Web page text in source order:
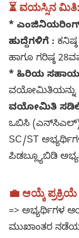
⏳ ವಯಸ್ಸಿನ ಮಿತಿ:
* ಎಂಜಿನಿಯರಿಂಗ್
ಹುದ್ದೆಗಳಿಗೆ :
ಹಾಗೂ ಗರಿಷ್ಠ
* ಹಿರಿಯ
ವಯೋಮಿತಿಯನ್ನು
ವಯೋಮಿತಿ
ಒಬಿಸಿ (ಎನ್‌ಸಿಎಲ್)
SC/ST
ಪಿಡಬ್ಲ್ಯೂಬಿಡಿ
💼 ಆಯ್ಕೆ ಪ್ರಕ್ರಿಯೆ
=> ಅಭ್ಯರ್ಥಿಗಳ
ಮುಖಾಂತರ